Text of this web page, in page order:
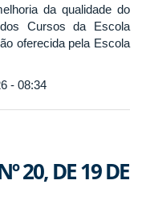
da qualidade do
Cursos da Escola
oferecida pela Escola
- 08:34
20, DE 19 DE